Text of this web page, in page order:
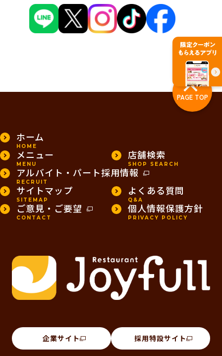
PAGE TOP
ホーム
HOME
メニュー
MENU
店舗検索
SHOP SEARCH
アルバイト・パート採用情報
RECRUIT
サイトマップ
SITEMAP
よくある質問
Q&A
ご意見・ご要望
CONTACT
個人情報保護方針
PRIVACY POLICY
企業サイト 採用特設サイト